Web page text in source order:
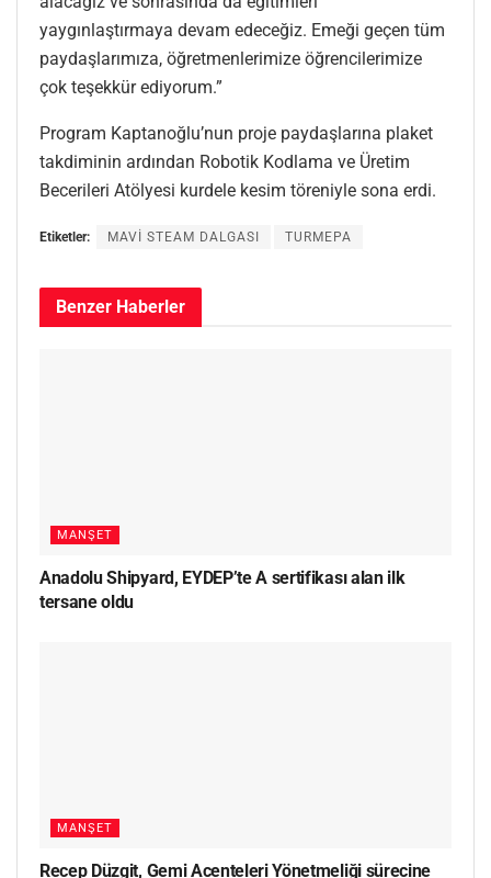
yaygınlaştırmaya devam edeceğiz. Emeği geçen tüm
paydaşlarımıza, öğretmenlerimize öğrencilerimize
çok teşekkür ediyorum.”
Program Kaptanoğlu’nun proje paydaşlarına plaket
takdiminin ardından Robotik Kodlama ve Üretim
Becerileri Atölyesi kurdele kesim töreniyle sona erdi.
Etiketler: MAVİ STEAM DALGASI TURMEPA
Benzer Haberler
MANŞET
Anadolu Shipyard, EYDEP’te A sertifikası alan ilk
tersane oldu
MANŞET
Recep Düzgit, Gemi Acenteleri Yönetmeliği sürecine